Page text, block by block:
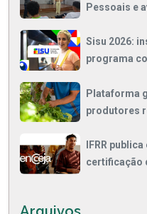
Pessoais e
Sisu 2026:
programa
Plataforma
produtores
IFRR
certificação